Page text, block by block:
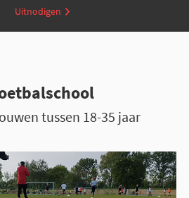
Uitnodigen
tussen 18-35 jaar